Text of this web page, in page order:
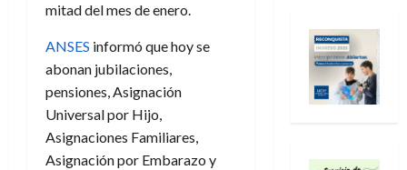
mitad del mes de enero.
ANSES informó que hoy se
abonan jubilaciones,
pensiones, Asignación
Universal por Hijo,
Asignaciones Familiares,
Asignación por Embarazo y